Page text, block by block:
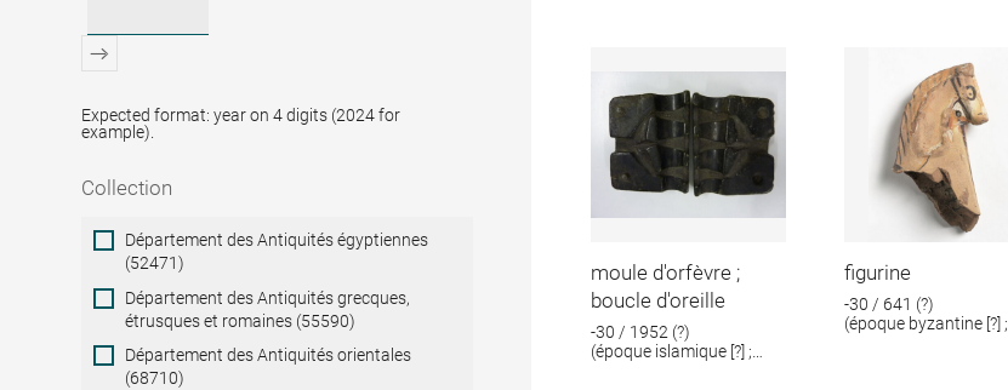
Expected format: year on 4 digits (2024 for
example).
Collection
Collection
Département des Antiquités égyptiennes
(52471)
Département des Antiquités grecques,
étrusques et romaines (55590)
Département des Antiquités orientales
(68710)
moule d'orfèvre ;
boucle d'oreille
-30 / 1952 (?)
(époque islamique [?] ;
figurine
-30 / 641 (?)
(époque byzantine [?] ;